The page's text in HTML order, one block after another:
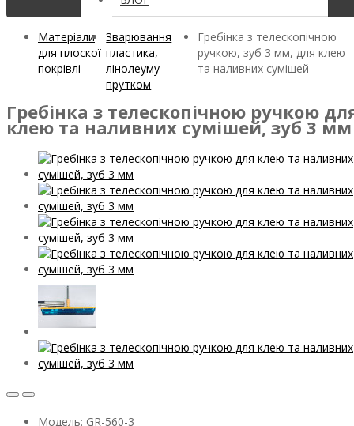
Матеріали
для плоскої
покрівлі
Зварювання
пластика,
лінолеуму
прутком
Гребінка з телескопічною
ручкою, зуб 3 мм, для клею
та наливних сумішей
Гребінка з телескопічною ручкою
клею та наливних сумішей, зуб 3 мм
Модель: GR-560-3